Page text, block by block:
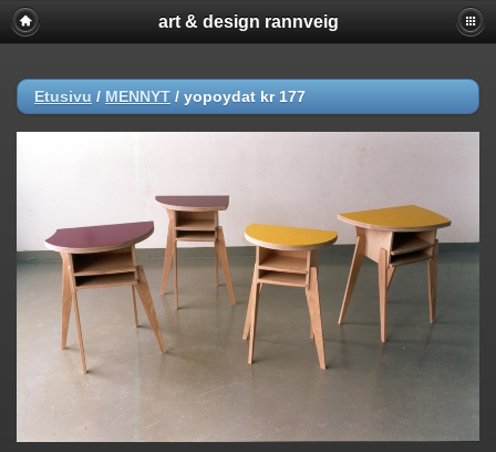
art & design rannveig
Etusivu / MENNYT / yopoydat kr 177